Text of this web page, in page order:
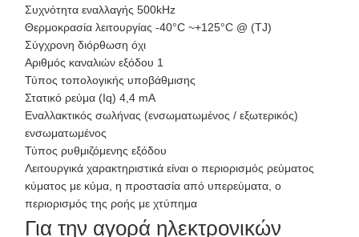
Συχνότητα εναλλαγής 500kHz
Θερμοκρασία λειτουργίας -40°C ~+125°C @ (TJ)
Σύγχρονη διόρθωση όχι
Αριθμός καναλιών εξόδου 1
Τύπος τοπολογικής υποβάθμισης
Στατικό ρεύμα (Iq) 4,4 mA
Εναλλακτικός σωλήνας (ενσωματωμένος / εξωτερικός)
ενσωματωμένος
Τύπος ρυθμιζόμενης εξόδου
Λειτουργικά χαρακτηριστικά είναι ο περιορισμός ρεύματος
κύματος με κύμα, η προστασία από υπερεύματα, ο
περιορισμός της ροής με χτύπημα
Για την αγορά ηλεκτρονικών